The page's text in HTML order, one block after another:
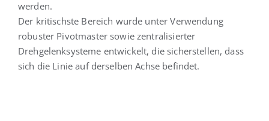
werden.
Der kritischste Bereich wurde unter Verwendung
robuster Pivotmaster sowie zentralisierter
Drehgelenksysteme entwickelt, die sicherstellen, dass
sich die Linie auf derselben Achse befindet.